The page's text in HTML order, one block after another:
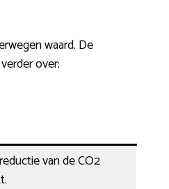
waard. De
over:
van de CO2